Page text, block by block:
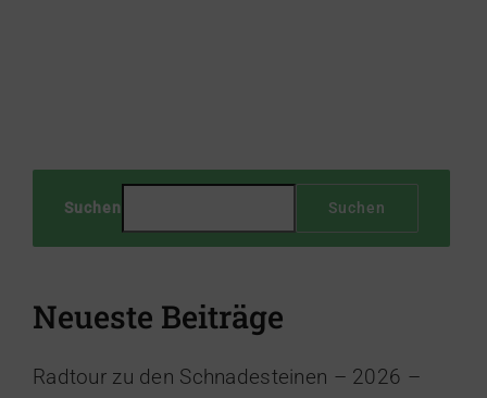
Suchen Suchen
Neueste Beiträge
Radtour zu den Schnadesteinen – 2026 –